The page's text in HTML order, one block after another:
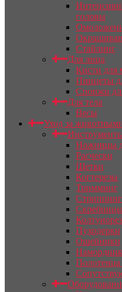
головы
Стайлинг
Для лица
Кисти для
Пинцеты
Спонжи
Для тела
Весы
Уход за
Ножницы
Расчески
Щетки
Когтерезы
Тримминг
Стриппинг
Пуходерки
Ошейники